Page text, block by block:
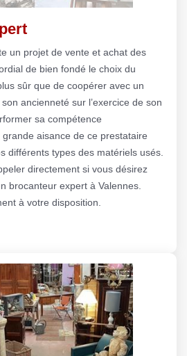
un projet de vente et achat des
de bien fondé le choix du
sûr que de coopérer avec un
ancienneté sur l’exercice de son
sa compétence
grande aisance de ce prestataire
différents types des matériels usés.
directement si vous désirez
brocanteur expert à Valennes.
à votre disposition.